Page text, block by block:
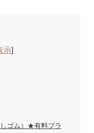
示]
ゴム）★有料プラ